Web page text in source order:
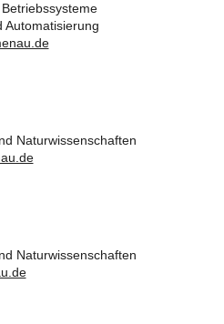
Automatisierung
Naturwissenschaften
Naturwissenschaften